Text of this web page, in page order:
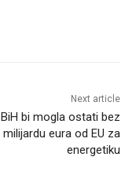
Next article
BiH bi mogla ostati bez
milijardu eura od EU za
energetiku